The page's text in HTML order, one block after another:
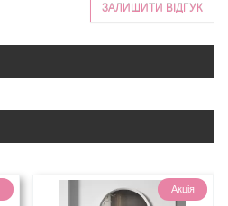
ЗАЛИШИТИ ВІДГУК
Акція